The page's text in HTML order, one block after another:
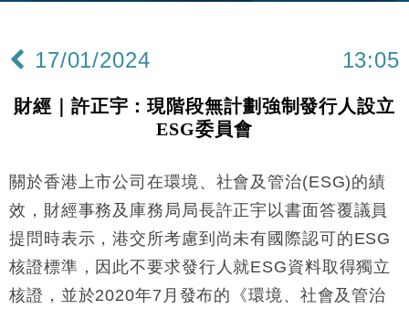
18:15
本地｜新世界K11 9月升級會員制度 增鉑金卡級別鎖
17:40
財經｜本港6月零售額連升14個月 珠寶鐘錶銷售升勢
50%
15:59
財經｜SA售股自救後再出手 斥4億美元押注未上市公
市場落地
14:50
地產｜大酒店中期轉賺2300萬元 斥21億翻新香港及
17/01/2024 13:05
財經｜許正宇：現階段無計劃強制發行人設立
ESG委員會
關於香港上市公司在環境、社會及管治(ESG)的績
效，財經事務及庫務局局長許正宇以書面答覆議員
提問時表示，港交所考慮到尚未有國際認可的ESG
核證標準，因此不要求發行人就ESG資料取得獨立
核證，並於2020年7月發布的《環境、社會及管治